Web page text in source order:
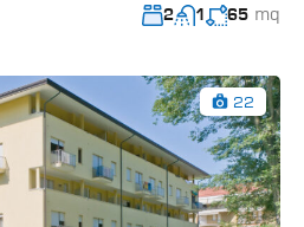
2 1 65 mq
22